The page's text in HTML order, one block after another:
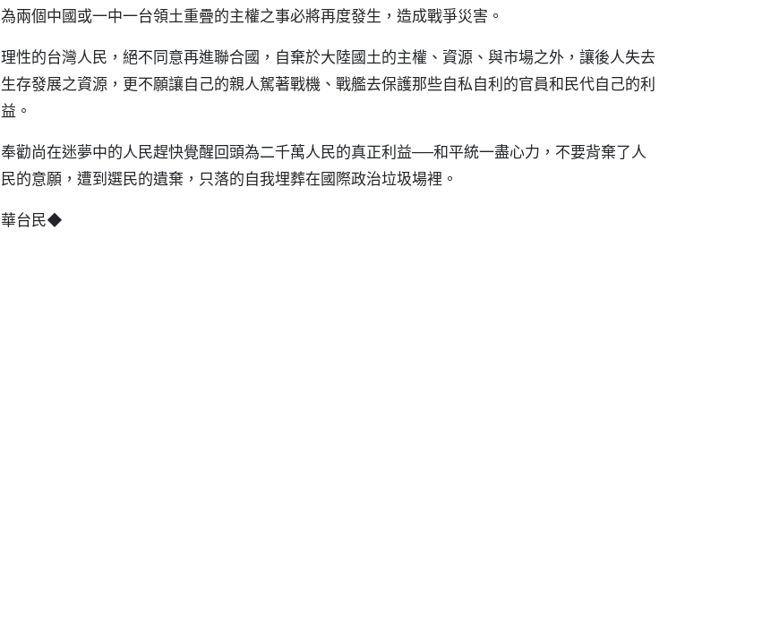
為兩個中國或一中一台領土重疊的主權之事必將再度發生，造成戰爭災害。
理性的台灣人民，絕不同意再進聯合國，自棄於大陸國土的主權、資源、與市場之外，讓後人失去
生存發展之資源，更不願讓自己的親人駕著戰機、戰艦去保護那些自私自利的官員和民代自己的利
益。
奉勸尚在迷夢中的人民趕快覺醒回頭為二千萬人民的真正利益──和平統一盡心力，不要背棄了人
民的意願，遭到選民的遺棄，只落的自我埋葬在國際政治垃圾場裡。
華台民◆